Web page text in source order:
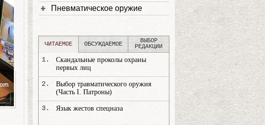
Пневматическое оружие
ЧИТАЕМОЕ ОБСУЖДАЕМОЕ
ВЫБОР
РЕДАКЦИИ
Скандальные проколы охраны
первых лиц
1.
Выбор травматического оружия
(Часть I. Патроны)
2.
Язык жестов спецназа
3.